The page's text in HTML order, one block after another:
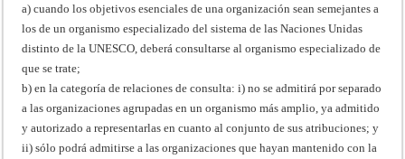
a) cuando los objetivos esenciales de una organización sean semejantes a
los de un organismo especializado del sistema de las Naciones Unidas
distinto de la UNESCO, deberá consultarse al organismo especializado de
que se trate;
b) en la categoría de relaciones de consulta: i) no se admitirá por separado
a las organizaciones agrupadas en un organismo más amplio, ya admitido
y autorizado a representarlas en cuanto al conjunto de sus atribuciones; y
ii) sólo podrá admitirse a las organizaciones que hayan mantenido con la